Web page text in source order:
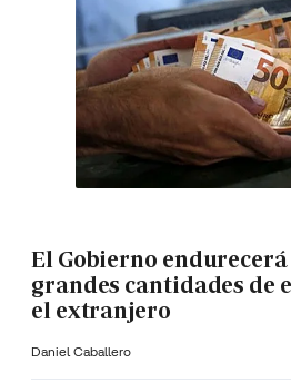
El Gobierno
grandes cantidades de
el extranjero
Daniel Caballero